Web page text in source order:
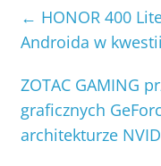
← HONOR 400
Androida w
ZOTAC GAMING
graficznych
architekturze